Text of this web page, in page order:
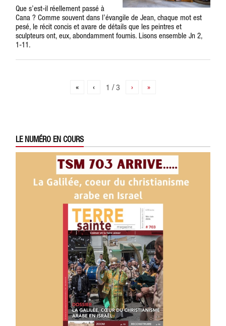
Que s’est-il réellement passé à
Cana ? Comme souvent dans l’évangile de Jean, chaque mot est
pesé, le récit concis et avare de détails que les peintres et
sculpteurs ont, eux, abondamment fournis. Lisons ensemble Jn 2,
1-11.
« ‹ 1 / 3 › »
LE NUMÉRO EN COURS